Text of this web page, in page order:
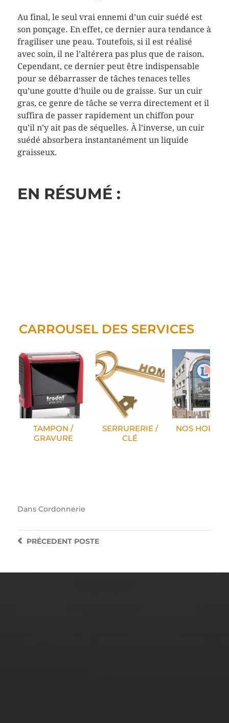
Au final, le seul vrai ennemi d’un cuir suédé est
son ponçage. En effet, ce dernier aura tendance à
fragiliser une peau. Toutefois, si il est réalisé
avec soin, il ne l’altérera pas plus que de raison.
Cependant, ce dernier peut être indispensable
pour se débarrasser de tâches tenaces telles
qu’une goutte d’huile ou de graisse. Sur un cuir
gras, ce genre de tâche se verra directement et il
suffira de passer rapidement un chiffon pour
qu’il n’y ait pas de séquelles. À l’inverse, un cuir
suédé absorbera instantanément un liquide
graisseux.
EN RÉSUMÉ :
CARROUSEL DES SERVICES
TAMPON /
GRAVURE
SERRURERIE /
CLÉ
NOS
Dans Cordonnerie
PRÉCEDENTPOSTE